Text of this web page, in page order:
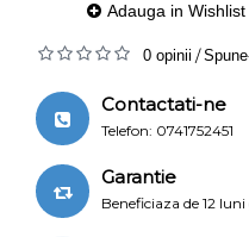
Adauga in Wishlist
0 opinii /
Contactati-ne
Telefon: 0741752451
Garantie
Beneficiaza de 12